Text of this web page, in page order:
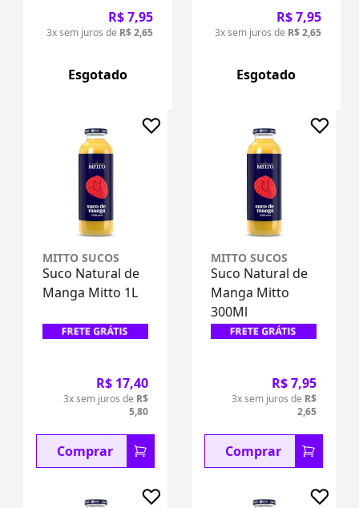
R$ 7,95
3x sem juros de R$ 2,65
Esgotado
R$ 7,95
3x sem juros de R$ 2,65
Esgotado
MITTO SUCOS
Suco Natural de
Manga Mitto 1L
R$ 17,40
3x sem juros de R$
5,80
Comprar
MITTO SUCOS
Suco Natural de
Manga Mitto
300Ml
R$ 7,95
3x sem juros de R$
2,65
Comprar